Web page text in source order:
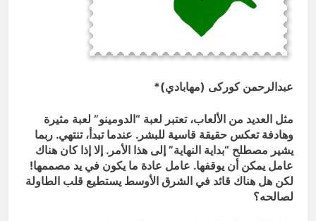
مجلس حسيني (دواعي نصب مآتم
عبدالرحمن کورکی (مهابادي)*
مثل العديد من الألعاب، تعتبر لعبة “الدومينو” لعبة مثيرة
وهادفة تعكس حقيقة قاسية للبشر. عندما تبدأ، تنتهي. ربما
يشير مصطلح “بداية النهاية” إلى هذا الأمر. إلا إذا كان هناك
عامل يمكن أن يوقفها. عامل عادة ما يكون في يد مصممها!
لكن هل هناك قائد في الشرق الأوسط يستطيع قلب الطاولة
لصالحه؟